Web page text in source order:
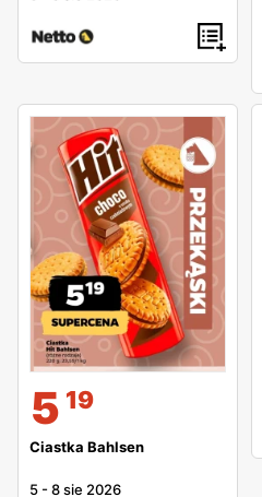
5 19
Ciastka Bahlsen
5 -8 sie 2026